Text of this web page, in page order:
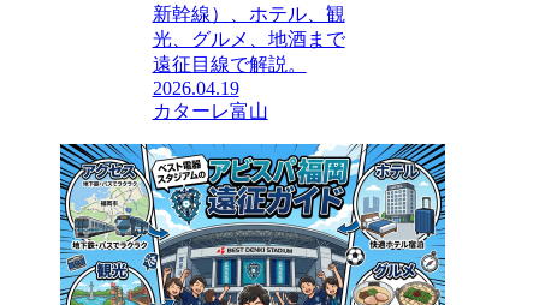
新幹線）、ホテル、観
光、グルメ、地酒まで
遠征目線で解説。
2026.04.19
カターレ富山